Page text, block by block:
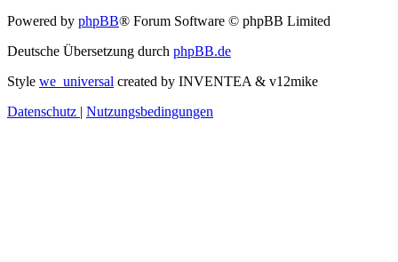
Powered by phpBB® Forum Software © phpBB Limited
Deutsche Übersetzung durch phpBB.de
Style we_universal created by INVENTEA & v12mike
Datenschutz | Nutzungsbedingungen